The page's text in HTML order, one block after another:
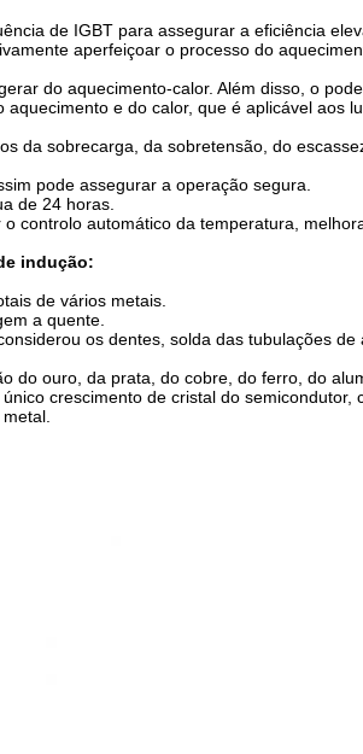
de IGBT para assegurar a eficiência
aperfeiçoar o processo do
do aquecimento-calor. Além disso, o
e do calor, que é aplicável aos
da sobrecarga, da sobretensão, do
pode assegurar a operação segura.
de 24 horas.
controlo automático da temperatura,
indução:
de vários metais.
a quente.
os dentes, solda das tubulações
do ouro, da prata, do cobre, do ferro, do
crescimento de cristal do